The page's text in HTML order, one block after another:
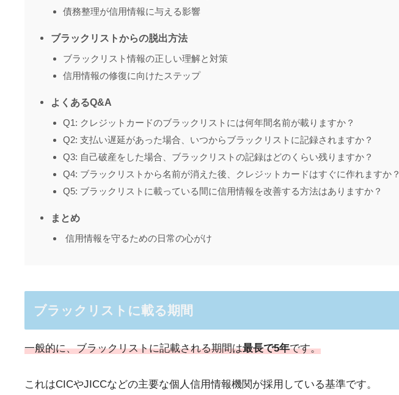
債務整理が信用情報に与える影響
ブラックリストからの脱出方法
ブラックリスト情報の正しい理解と対策
信用情報の修復に向けたステップ
よくあるQ&A
Q1: クレジットカードのブラックリストには何年間名前が載りますか？
Q2: 支払い遅延があった場合、いつからブラックリストに記録されますか？
Q3: 自己破産をした場合、ブラックリストの記録はどのくらい残りますか？
Q4: ブラックリストから名前が消えた後、クレジットカードはすぐに作れますか？
Q5: ブラックリストに載っている間に信用情報を改善する方法はありますか？
まとめ
信用情報を守るための日常の心がけ
ブラックリストに載る期間
一般的に、ブラックリストに記載される期間は最長で5年です。
これはCICやJICCなどの主要な個人信用情報機関が採用している基準です。